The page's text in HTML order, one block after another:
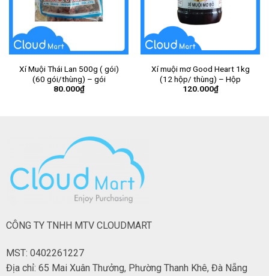
Xí Muội Thái Lan 500g ( gói)
(60 gói/thùng) – gói
80.000₫
Xí muội mơ Good Heart 1kg
(12 hộp/ thùng) – Hộp
120.000₫
CÔNG TY TNHH MTV CLOUDMART
MST: 0402261227
Địa chỉ: 65 Mai Xuân Thưởng, Phường Thanh Khê, Đà Nẵng